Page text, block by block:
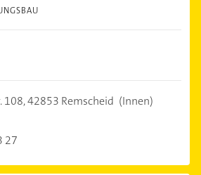
108,42853 Remscheid (Innen)
27